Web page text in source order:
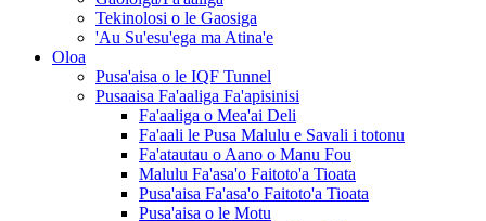
Tekinolosi o le Gaosiga
'Au Su'esu'ega ma Atina'e
Oloa
Pusa'aisa o le IQF Tunnel
Pusaaisa Fa'aaliga Fa'apisinisi
Fa'aaliga o Mea'ai Deli
Fa'aali le Pusa Malulu e Savali i totonu
Fa'atautau o Aano o Manu Fou
Malulu Fa'asa'o Faitoto'a Tioata
Pusa'aisa Fa'asa'o Faitoto'a Tioata
Pusa'aisa o le Motu